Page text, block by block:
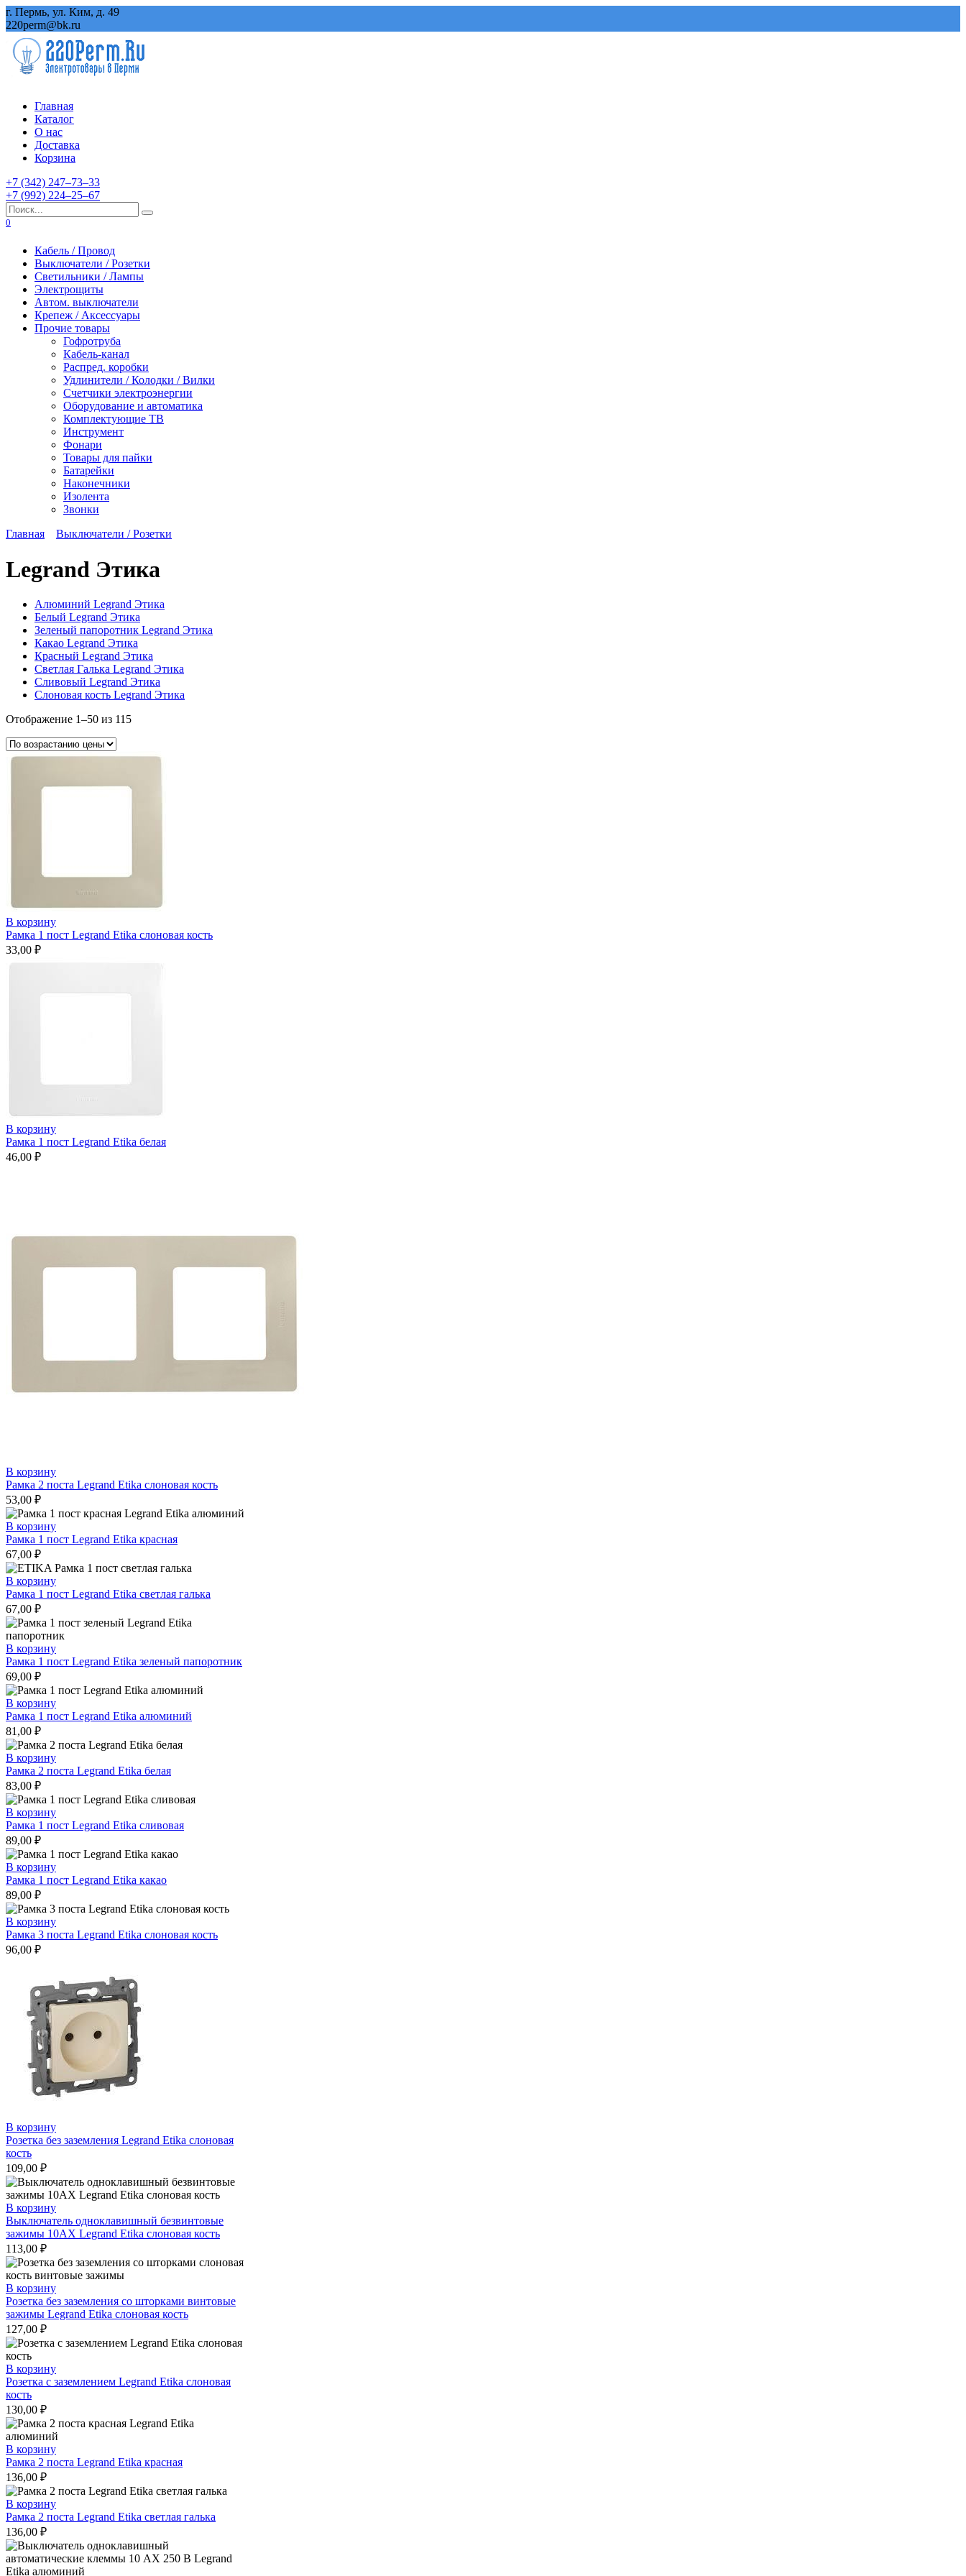
Перейти
к
содержанию
г. Пермь, ул. Ким, д. 49
220perm@bk.ru
Главная
Каталог
О нас
Доставка
Корзина
+7 (342) 247‒73‒33
+7 (992) 224‒25‒67
Search
for:
0
Кабель / Провод
Выключатели / Розетки
Светильники / Лампы
Электрощиты
Автом. выключатели
Крепеж / Аксессуары
Прочие товары
Гофротруба
Кабель-канал
Распред. коробки
Удлинители / Колодки / Вилки
Счетчики электроэнергии
Оборудование и автоматика
Комплектующие ТВ
Инструмент
Фонари
Товары для пайки
Батарейки
Наконечники
Изолента
Звонки
Главная
Выключатели / Розетки
Legrand Этика
Алюминий Legrand Этика
Белый Legrand Этика
Зеленый папоротник Legrand Этика
Какао Legrand Этика
Красный Legrand Этика
Светлая Галька Legrand Этика
Сливовый Legrand Этика
Слоновая кость Legrand Этика
Отображение 1–50 из 115Цены:
В корзину
Рамка 1 пост Legrand Etika слоновая кость
33,00 ₽
В корзину
Рамка 1 пост Legrand Etika белая
46,00 ₽
В корзину
Рамка 2 поста Legrand Etika слоновая кость
53,00 ₽
В корзину
Рамка 1 пост Legrand Etika красная
67,00 ₽
В корзину
Рамка 1 пост Legrand Etika светлая галька
67,00 ₽
В корзину
Рамка 1 пост Legrand Etika зеленый папоротник
69,00 ₽
В корзину
Рамка 1 пост Legrand Etika алюминий
81,00 ₽
В корзину
Рамка 2 поста Legrand Etika белая
83,00 ₽
В корзину
Рамка 1 пост Legrand Etika сливовая
89,00 ₽
В корзину
Рамка 1 пост Legrand Etika какао
89,00 ₽
В корзину
Рамка 3 поста Legrand Etika слоновая кость
96,00 ₽
В корзину
Розетка без заземления Legrand Etika слоновая
кость
109,00 ₽
В корзину
Выключатель одноклавишный безвинтовые
зажимы 10АХ Legrand Etika слоновая кость
113,00 ₽
В корзину
Розетка без заземления со шторками винтовые
зажимы Legrand Etika слоновая кость
127,00 ₽
В корзину
Розетка с заземлением Legrand Etika слоновая
кость
130,00 ₽
В корзину
Рамка 2 поста Legrand Etika красная
136,00 ₽
В корзину
Рамка 2 поста Legrand Etika светлая галька
136,00 ₽